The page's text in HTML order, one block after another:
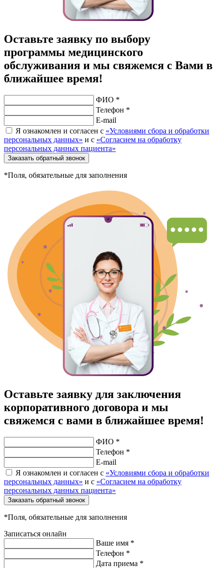
Оставьте заявку по выбору
программы медицинского
обслуживания и мы свяжемся с Вами в
ближайшее время!
ФИО *
Телефон *
E-mail
Я ознакомлен и согласен с «Условиями сбора и обработки
персональных данных» и с «Согласием на обработку
персональных данных пациента»
Заказать обратный звонок
*Поля, обязательные для заполнения
Оставьте заявку для заключения
корпоративного договора и мы
свяжемся с вами в ближайшее время!
ФИО *
Телефон *
E-mail
Я ознакомлен и согласен с «Условиями сбора и обработки
персональных данных» и с «Согласием на обработку
персональных данных пациента»
Заказать обратный звонок
*Поля, обязательные для заполнения
Записаться онлайн
Ваше имя *
Телефон *
Дата приема *